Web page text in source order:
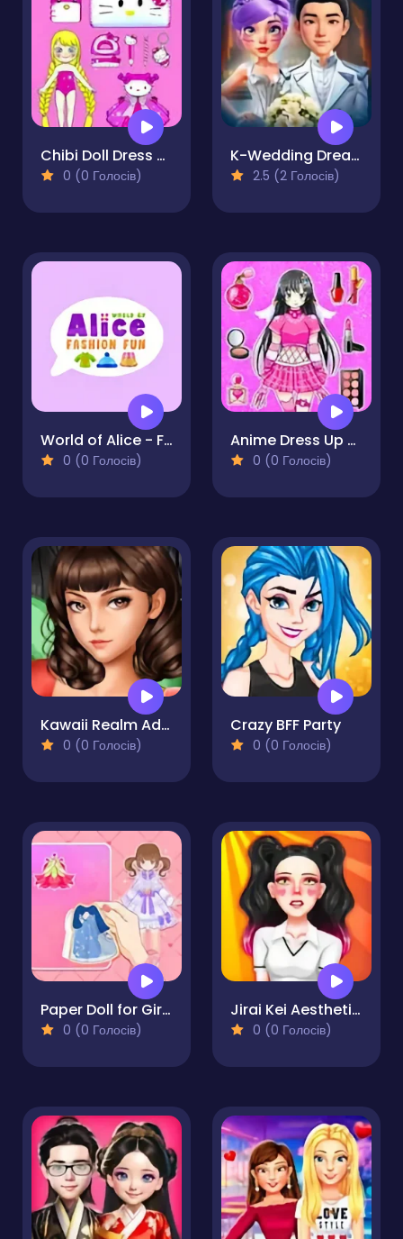
Chibi Doll Dress Up Makeover
0 (0 Голосів)
K-Wedding Dream
2.5 (2 Голосів)
World of Alice - Fashion Fun
0 (0 Голосів)
Anime Dress Up Moe Girl Games
0 (0 Голосів)
Kawaii Realm Adventure
0 (0 Голосів)
Crazy BFF Party
0 (0 Голосів)
Paper Doll for Girls Dress Up
0 (0 Голосів)
Jirai Kei Aesthetics
0 (0 Голосів)